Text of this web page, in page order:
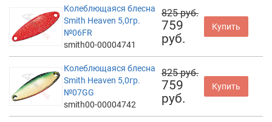
Колеблющаяся блесна
Smith Heaven 5,0гр.
№06FR
smith00-00004741
825 руб.
759
руб.
Купить
Колеблющаяся блесна
Smith Heaven 5,0гр.
№07GG
smith00-00004742
825 руб.
759
руб.
Купить